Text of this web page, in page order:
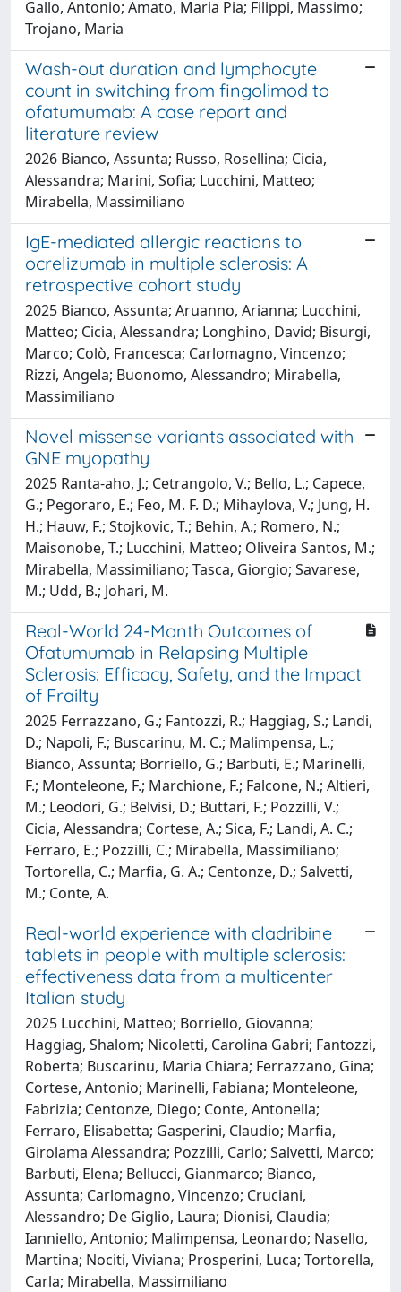
Gallo, Antonio; Amato, Maria Pia; Filippi, Massimo;
Trojano, Maria
Wash-out duration and lymphocyte
count in switching from fingolimod to
ofatumumab: A case report and
literature review
2026 Bianco, Assunta; Russo, Rosellina; Cicia,
Alessandra; Marini, Sofia; Lucchini, Matteo;
Mirabella, Massimiliano
IgE-mediated allergic reactions to
ocrelizumab in multiple sclerosis: A
retrospective cohort study
2025 Bianco, Assunta; Aruanno, Arianna; Lucchini,
Matteo; Cicia, Alessandra; Longhino, David; Bisurgi,
Marco; Colò, Francesca; Carlomagno, Vincenzo;
Rizzi, Angela; Buonomo, Alessandro; Mirabella,
Massimiliano
Novel missense variants associated with
GNE myopathy
2025 Ranta-aho, J.; Cetrangolo, V.; Bello, L.; Capece,
G.; Pegoraro, E.; Feo, M. F. D.; Mihaylova, V.; Jung, H.
H.; Hauw, F.; Stojkovic, T.; Behin, A.; Romero, N.;
Maisonobe, T.; Lucchini, Matteo; Oliveira Santos, M.;
Mirabella, Massimiliano; Tasca, Giorgio; Savarese,
M.; Udd, B.; Johari, M.
Real-World 24-Month Outcomes of
Ofatumumab in Relapsing Multiple
Sclerosis: Efficacy, Safety, and the Impact
of Frailty
2025 Ferrazzano, G.; Fantozzi, R.; Haggiag, S.; Landi,
D.; Napoli, F.; Buscarinu, M. C.; Malimpensa, L.;
Bianco, Assunta; Borriello, G.; Barbuti, E.; Marinelli,
F.; Monteleone, F.; Marchione, F.; Falcone, N.; Altieri,
M.; Leodori, G.; Belvisi, D.; Buttari, F.; Pozzilli, V.;
Cicia, Alessandra; Cortese, A.; Sica, F.; Landi, A. C.;
Ferraro, E.; Pozzilli, C.; Mirabella, Massimiliano;
Tortorella, C.; Marfia, G. A.; Centonze, D.; Salvetti,
M.; Conte, A.
Real-world experience with cladribine
tablets in people with multiple sclerosis:
effectiveness data from a multicenter
Italian study
2025 Lucchini, Matteo; Borriello, Giovanna;
Haggiag, Shalom; Nicoletti, Carolina Gabri; Fantozzi,
Roberta; Buscarinu, Maria Chiara; Ferrazzano, Gina;
Cortese, Antonio; Marinelli, Fabiana; Monteleone,
Fabrizia; Centonze, Diego; Conte, Antonella;
Ferraro, Elisabetta; Gasperini, Claudio; Marfia,
Girolama Alessandra; Pozzilli, Carlo; Salvetti, Marco;
Barbuti, Elena; Bellucci, Gianmarco; Bianco,
Assunta; Carlomagno, Vincenzo; Cruciani,
Alessandro; De Giglio, Laura; Dionisi, Claudia;
Ianniello, Antonio; Malimpensa, Leonardo; Nasello,
Martina; Nociti, Viviana; Prosperini, Luca; Tortorella,
Carla; Mirabella, Massimiliano